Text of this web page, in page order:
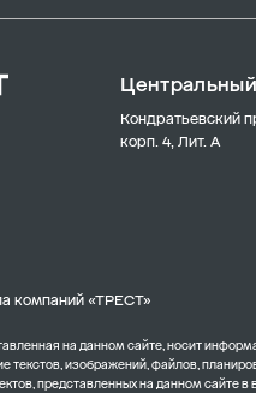
Кондратьевский
корп. 4, Лит. А
компаний «ТРЕСТ»
на данном сайте, носит
текстов, изображений, файлов,
представленных на данном сайте